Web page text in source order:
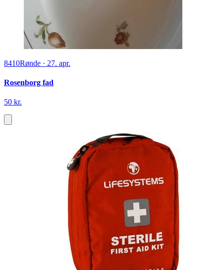
8410Rønde · 27. apr.
Rosenborg fad
50 kr.